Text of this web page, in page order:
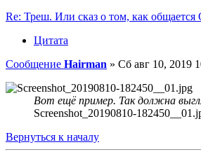
Re: Треш. Или сказ о том, как
Цитата
Сообщение Hairman » Сб авг 10, 2019
Вот ещё пример. Так должна
Screenshot_20190810-
Вернуться к началу